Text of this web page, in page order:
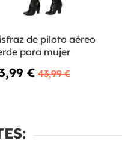
de piloto aéreo
para mujer
€ 43,99 €